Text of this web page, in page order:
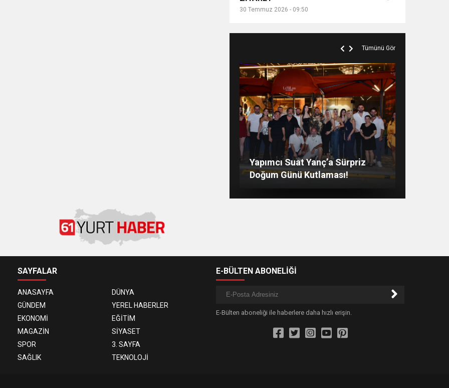
30 Temmuz 2026 - 09:50
Tümünü Gör
“Doktorlar 20 Yaşını Göremez
Demişti”… Ispartalı Çağlar
Özyiğit’in Derya BedavacıYapımcı Suat Yanç’a Sürpriz
Doğum Günü Kutlaması!
HARBİYE’DE ATA DEMİRER
Ercan Arda’dan yeni tekli… ‘Bu
sevda bitmez’
SAYFALAR
ANASAYFA
DÜNYA
GÜNDEM
YEREL HABERLER
EKONOMİ
EĞİTİM
MAGAZİN
SİYASET
SPOR
3. SAYFA
SAĞLIK
TEKNOLOJİ
E-BÜLTEN ABONELİĞİ
E-Bülten aboneliği ile haberlere daha hızlı erişin.